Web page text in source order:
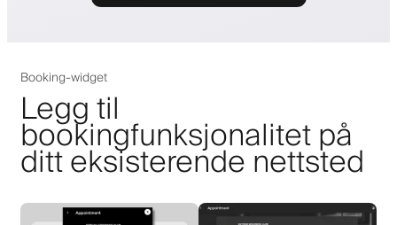
Booking-widget
Legg til
bookingfunksjonalitet på
ditt eksisterende nettsted